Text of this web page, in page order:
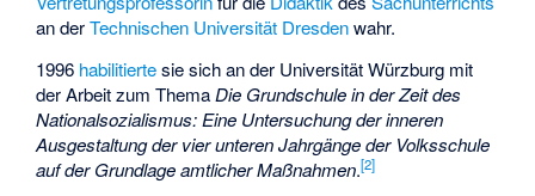
an derTechnischen Universität Dresdenwahr.
1996 habilitiertesie sich an der Universität Würzburg mit
der Arbeit zum ThemaDie Grundschule in der Zeit des
Nationalsozialismus: Eine Untersuchung der inneren
Ausgestaltung der vier unteren Jahrgänge der Volksschule
auf der Grundlage amtlicher Maßnahmen.[2]